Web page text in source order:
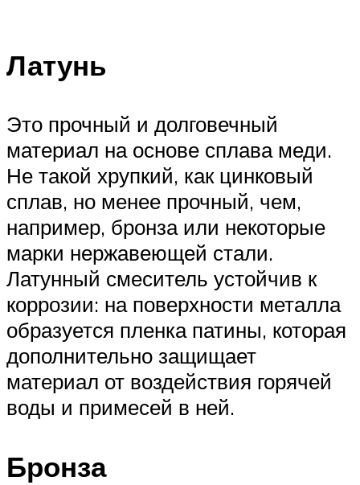
Латунь
Это прочный и долговечный
материал на основе сплава меди.
Не такой хрупкий, как цинковый
сплав, но менее прочный, чем,
например, бронза или некоторые
марки нержавеющей стали.
Латунный смеситель устойчив к
коррозии: на поверхности металла
образуется пленка патины, которая
дополнительно защищает
материал от воздействия горячей
воды и примесей в ней.
Бронза